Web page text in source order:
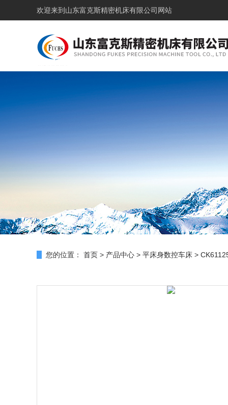
欢迎来到 山东富克斯精密机床有限公司网站
您的位置： 首页 > 产品中心 > 平床身数控车床 >